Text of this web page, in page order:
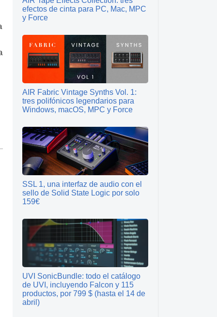
efectos de cinta para PC, Mac, MPC
y Force
AIR Fabric Vintage Synths Vol. 1:
tres polifónicos legendarios para
Windows, macOS, MPC y Force
SSL 1, una interfaz de audio con el
sello de Solid State Logic por solo
159€
UVI SonicBundle: todo el catálogo
de UVI, incluyendo Falcon y 115
productos, por 799 $ (hasta el 14 de
abril)